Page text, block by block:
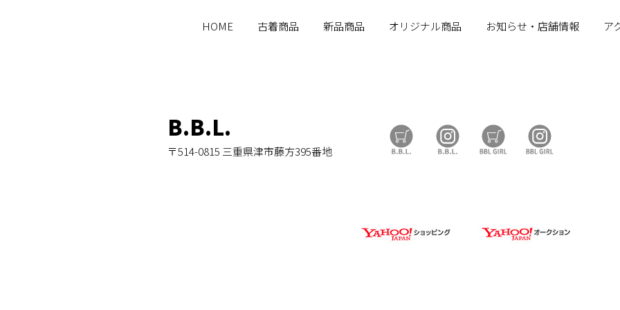
HOME 古着商品 新品商品 オリジナル商品 お知らせ・店舗情報 ア
B.B.L.
〒514-0815 三重県津市藤方395番地
B.B.L Store B.B.L BBL GIRL Store